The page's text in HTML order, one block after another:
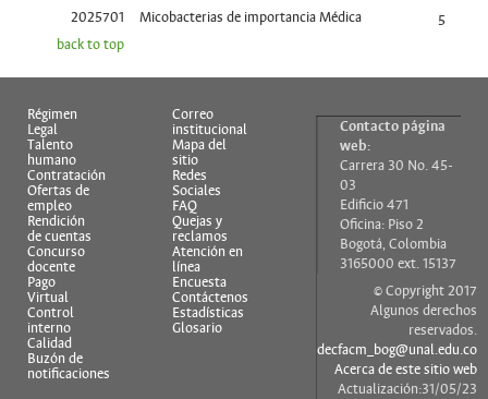
2025701
Micobacterias de importancia Médica
5
back to top
Régimen
Legal
Talento
humano
Contratación
Ofertas de
empleo
Rendición
de cuentas
Concurso
docente
Pago
Virtual
Control
interno
Calidad
Buzón de
notificaciones
Correo
institucional
Mapa del
sitio
Redes
Sociales
FAQ
Quejas y
reclamos
Atención en
línea
Encuesta
Contáctenos
Estadísticas
Glosario
Contacto página
web:
Carrera 30 No. 45-
03
Edificio 471
Oficina: Piso 2
Bogotá, Colombia
3165000 ext. 15137
© Copyright 2017
Algunos derechos
reservados.
decfacm_bog@unal.edu.co
Acerca de este sitio web
Actualización:31/05/23